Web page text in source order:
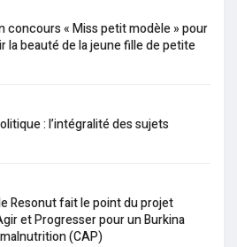
concours « Miss petit modèle » pour
la beauté de la jeune fille de petite
: l’intégralité des sujets
Resonut fait le point du projet
et Progresser pour un Burkina
(CAP)